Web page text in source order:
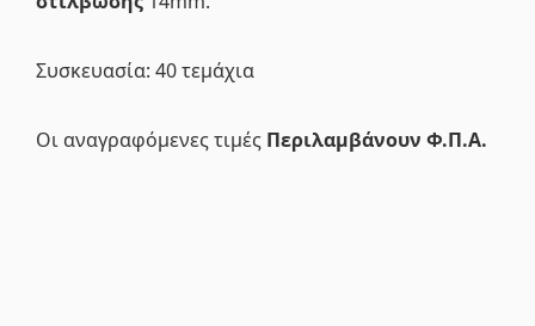
Συσκευασία: 40 τεμάχια
Οι αναγραφόμενες τιμές Περιλαμβάνουν Φ.Π.Α.